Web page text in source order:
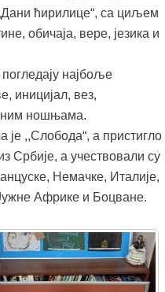
ћирилице“, са циљем
обичаја, вере, језика и
најбоље
иницијал, вез,
ношњама.
,,Слобода“, а пристигло
Србије, а учествовали су
Немачке, Италије,
Африке и Боцване.